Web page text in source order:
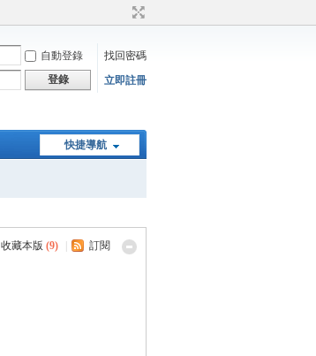
自動登錄
找回密碼
登錄 立即註冊
快捷導航
收藏本版 (9) 訂閱